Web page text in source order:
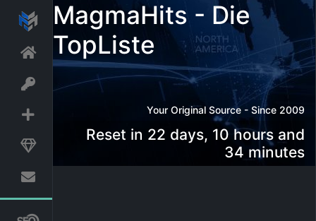
MagmaHits - Die
TopListe
Your Original Source - Since 2009
Reset in 22 days, 10 hours and
34 minutes